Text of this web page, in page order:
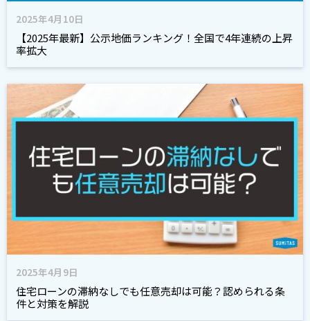
2025年4月10日
【2025年最新】公示地価ランキング！全国で4年連続の上昇
率拡大
2025年4月9日
住宅ローンの滞納なしでも任意売却は可能？認められる条
件と対策を解説